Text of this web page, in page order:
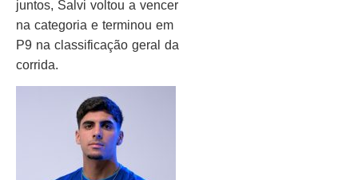
juntos, Salvi voltou a vencer
na categoria e terminou em
P9 na classificação geral da
corrida.